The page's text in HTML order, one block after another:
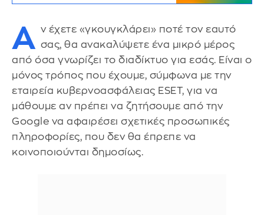
Α ν έχετε «γκουγκλάρει» ποτέ τον εαυτό
σας, θα ανακαλύψετε ένα μικρό μέρος
από όσα γνωρίζει το διαδίκτυο για εσάς. Είναι ο
μόνος τρόπος που έχουμε, σύμφωνα με την
εταιρεία κυβερνοασφάλειας ESET, για να
μάθουμε αν πρέπει να ζητήσουμε από την
Google να αφαιρέσει σχετικές προσωπικές
πληροφορίες, που δεν θα έπρεπε να
κοινοποιούνται δημοσίως.